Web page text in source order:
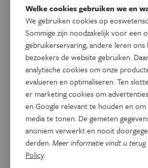
Ruimte
Sterrenkundigen
dieper in heelal
Een internationaal team van
Welke cookies gebruiken we en
We gebruiken cookies op
Sommige zijn noodzakelijk voor een
gebruikerservaring, andere leren ons
bezoekers de website gebruiken.
analytische cookies om onze
evalueren en optimaliseren. Ten
er marketing cookies om
en Google relevant te houden en
media te tonen. De gemeten
anoniem verwerkt en nooit
derden.Meer informatie vindt u terug
Policy.